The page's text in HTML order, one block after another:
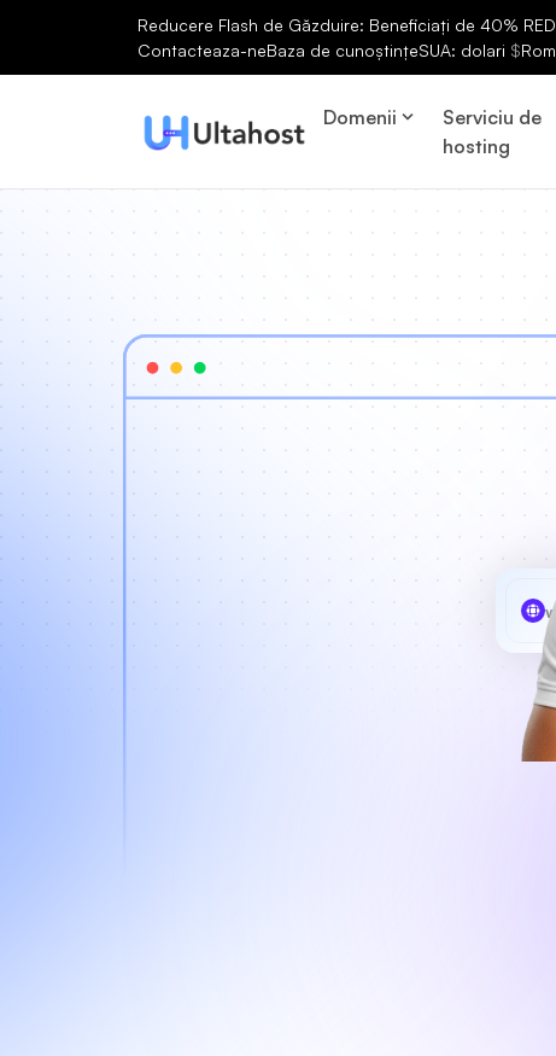
Reducere Flash de Găzduire: Beneficiați de 40%
Contacteaza-neBaza de cunoștințeSUA: dolari $
Domenii
Serviciu de
hosting